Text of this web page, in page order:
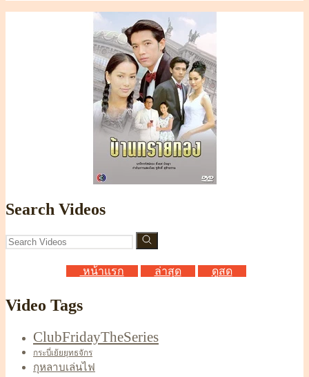
Search Videos
หน้าแรก ล่าสุด ดูสด
Video Tags
ClubFridayTheSeries
กระบี่เย้ยยุทธจักร
กุหลาบเล่นไฟ